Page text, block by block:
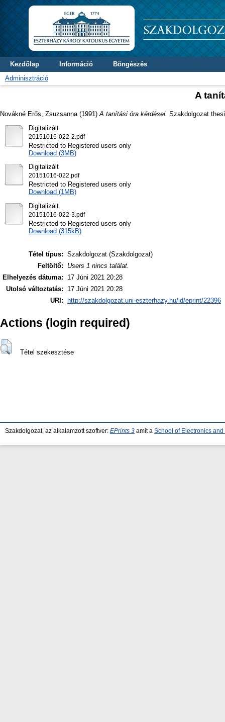
Kezdőlap Információ
Böngészés
Adminisztráció
A
Novákné Erős, Zsuzsanna (1991) A tanítási óra kérdései. Szakdolgozat
Digitalizált
20151016-022-2.pdf
Restricted to Registered users only
Download (3MB)
Digitalizált
20151016-022.pdf
Restricted to Registered users only
Download (1MB)
Digitalizált
20151016-022-3.pdf
Restricted to Registered users only
Download (315kB)
Tétel típus: Szakdolgozat (Szakdolgozat)
Feltöltő:
Users 1 nincs találat.
Elhelyezés dátuma:
17 Júni 2021 20:28
Utolsó változtatás:
17 Júni 2021 20:28
URI:
http://szakdolgozat.uni-eszterhazy.hu/id/eprint/22396
Actions (login required)
Tétel szekesztése
Szakdolgozat, az alkalamzott szoftver: EPrints 3 amit a School of Electronics